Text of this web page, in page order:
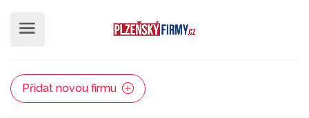
Přidat novou firmu